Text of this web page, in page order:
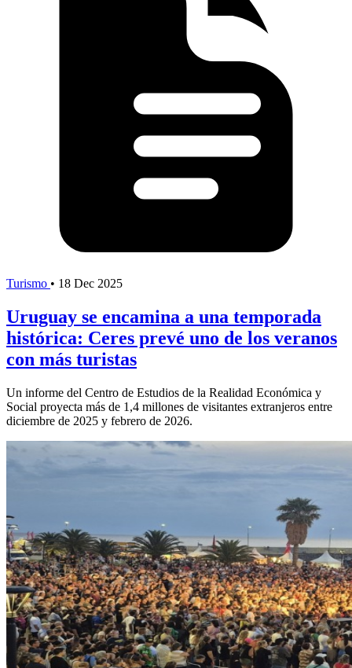
Turismo • 18 Dec 2025
Uruguay se encamina a una temporada
histórica: Ceres prevé uno de los veranos
con más turistas
Un informe del Centro de Estudios de la Realidad Económica y
Social proyecta más de 1,4 millones de visitantes extranjeros entre
diciembre de 2025 y febrero de 2026.